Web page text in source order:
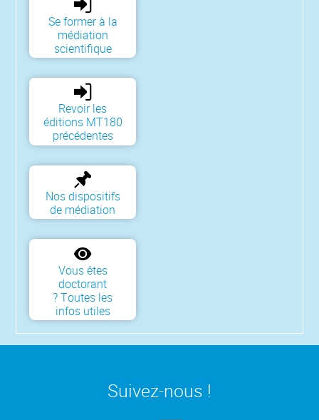
Se former à la
médiation
scientifique
Revoir les
éditions MT180
précédentes
Nos dispositifs
de médiation
Vous êtes
doctorant
? Toutes les
infos utiles
Suivez-nous !